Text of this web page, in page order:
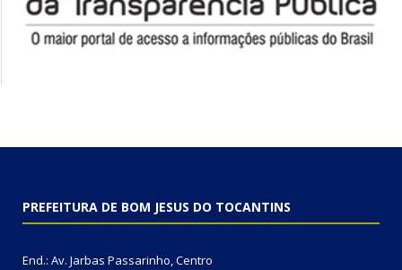
PREFEITURA DE BOM JESUS DO TOCANTINS
End.: Av. Jarbas Passarinho, Centro